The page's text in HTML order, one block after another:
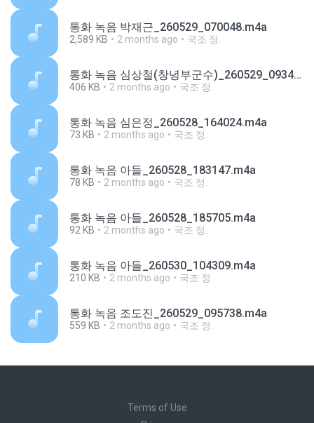
통화 녹음 박재근_260529_070048.m4a
2,589 KB 2 months ago 국조 정.
통화 녹음 심상철(창녕부군수)_260529_093422.m4a
406 KB 2 months ago 국조 정.
통화 녹음 심은정_260528_164024.m4a
73 KB 2 months ago 국조 정.
통화 녹음 아들_260528_183147.m4a
78 KB 2 months ago 국조 정.
통화 녹음 아들_260528_185705.m4a
92 KB 2 months ago 국조 정.
통화 녹음 아들_260530_104309.m4a
210 KB 2 months ago 국조 정.
통화 녹음 조도진_260529_095738.m4a
559 KB 2 months ago 국조 정.
Terms of Use